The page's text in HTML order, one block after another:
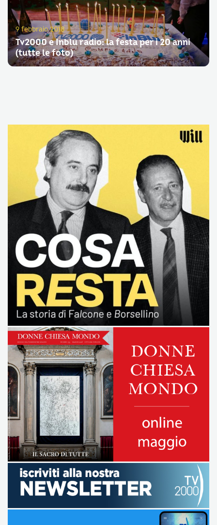
9 febbraio 2018
Tv2000 e Inblu radio: la festa per i 20 anni
(tutte le foto)